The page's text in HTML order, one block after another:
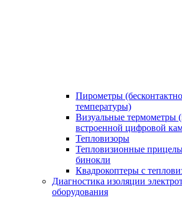
Пирометры
температуры)
Визуальные термометры
встроенной цифровой
Тепловизоры
Тепловизионные
бинокли
Квадрокоптеры с
Диагностика изоляции
оборудования